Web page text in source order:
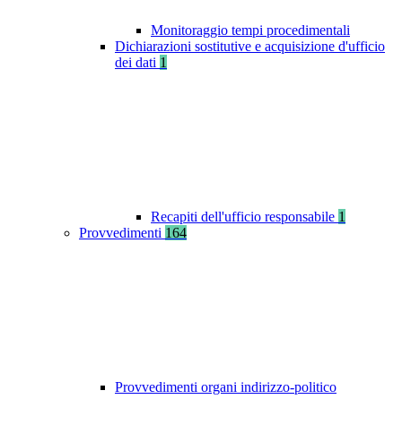
Monitoraggio tempi procedimentali
Dichiarazioni sostitutive e acquisizione d'ufficio
dei dati 1
Recapiti dell'ufficio responsabile 1
Provvedimenti 164
Provvedimenti organi indirizzo-politico